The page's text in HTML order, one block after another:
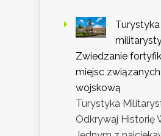
Turystyka
Zwiedzanie
miejsc
wojskową
Turystyka
Odkrywaj Historię